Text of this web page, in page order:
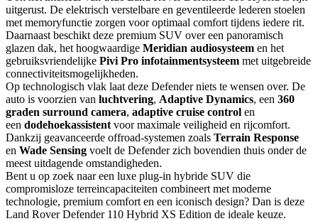
uitgerust. De elektrisch verstelbare en geventileerde lederen stoelen
met memoryfunctie zorgen voor optimaal comfort tijdens iedere rit.
Daarnaast beschikt deze premium SUV over een panoramisch
glazen dak, het hoogwaardige Meridian audiosysteem en het
gebruiksvriendelijke Pivi Pro infotainmentsysteem met uitgebreide
connectiviteitsmogelijkheden.
Op technologisch vlak laat deze Defender niets te wensen over. De
auto is voorzien van luchtvering, Adaptive Dynamics, een 360
graden surround camera, adaptive cruise control en
een dodehoekassistent voor maximale veiligheid en rijcomfort.
Dankzij geavanceerde offroad-systemen zoals Terrain Response
en Wade Sensing voelt de Defender zich bovendien thuis onder de
meest uitdagende omstandigheden.
Bent u op zoek naar een luxe plug-in hybride SUV die
compromisloze terreincapaciteiten combineert met moderne
technologie, premium comfort en een iconisch design? Dan is deze
Land Rover Defender 110 Hybrid XS Edition de ideale keuze.